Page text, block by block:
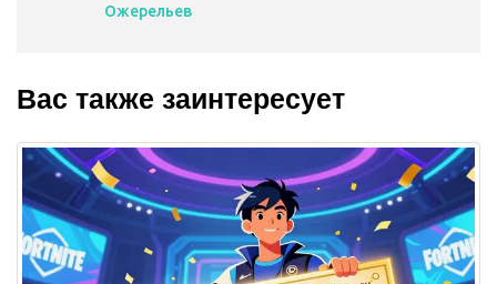
Ожерельев
Вас также заинтересует